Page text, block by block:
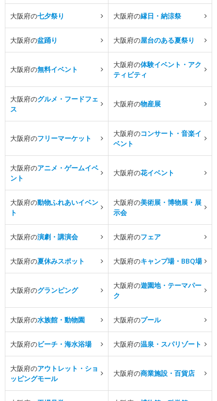
大阪府の七夕祭り 大阪府の縁日・納涼祭
大阪府の盆踊り 大阪府の屋台のある夏祭り
大阪府の無料イベント
大阪府の体験イベント・アク
ティビティ
大阪府のグルメ・フードフェ
ス
大阪府の物産展
大阪府のフリーマーケット
大阪府のコンサート・音楽イ
ベント
大阪府のアニメ・ゲームイベ
ント
大阪府の花イベント
大阪府の動物ふれあいイベン
ト
大阪府の美術展・博物展・展
示会
大阪府の演劇・講演会 大阪府のフェア
大阪府の夏休みスポット 大阪府のキャンプ場・BBQ場
大阪府のグランピング
大阪府の遊園地・テーマパー
ク
大阪府の水族館・動物園 大阪府のプール
大阪府のビーチ・海水浴場 大阪府の温泉・スパリゾート
大阪府のアウトレット・ショ
ッピングモール
大阪府の商業施設・百貨店